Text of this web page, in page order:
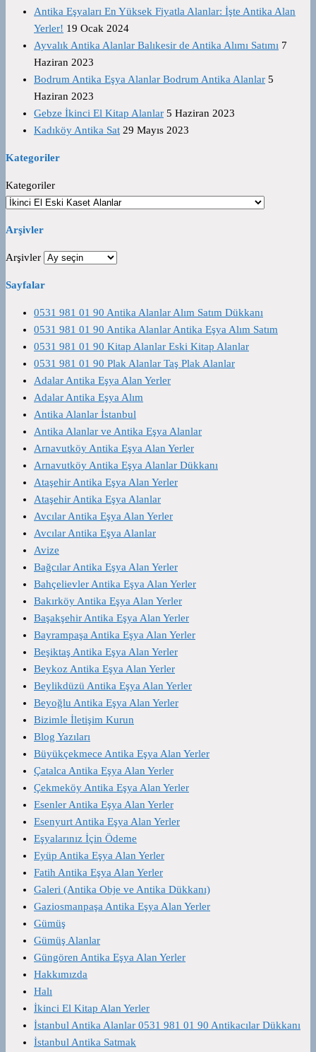
Antika Eşyaları En Yüksek Fiyatla Alanlar: İşte Antika Alan
Yerler! 19 Ocak 2024
Ayvalık Antika Alanlar Balıkesir de Antika Alımı Satımı 7
Haziran 2023
Bodrum Antika Eşya Alanlar Bodrum Antika Alanlar 5
Haziran 2023
Gebze İkinci El Kitap Alanlar 5 Haziran 2023
Kadıköy Antika Sat 29 Mayıs 2023
Kategoriler
Kategoriler
Arşivler
Arşivler
Sayfalar
0531 981 01 90 Antika Alanlar Alım Satım Dükkanı
0531 981 01 90 Antika Alanlar Antika Eşya Alım Satım
0531 981 01 90 Kitap Alanlar Eski Kitap Alanlar
0531 981 01 90 Plak Alanlar Taş Plak Alanlar
Adalar Antika Eşya Alan Yerler
Adalar Antika Eşya Alım
Antika Alanlar İstanbul
Antika Alanlar ve Antika Eşya Alanlar
Arnavutköy Antika Eşya Alan Yerler
Arnavutköy Antika Eşya Alanlar Dükkanı
Ataşehir Antika Eşya Alan Yerler
Ataşehir Antika Eşya Alanlar
Avcılar Antika Eşya Alan Yerler
Avcılar Antika Eşya Alanlar
Avize
Bağcılar Antika Eşya Alan Yerler
Bahçelievler Antika Eşya Alan Yerler
Bakırköy Antika Eşya Alan Yerler
Başakşehir Antika Eşya Alan Yerler
Bayrampaşa Antika Eşya Alan Yerler
Beşiktaş Antika Eşya Alan Yerler
Beykoz Antika Eşya Alan Yerler
Beylikdüzü Antika Eşya Alan Yerler
Beyoğlu Antika Eşya Alan Yerler
Bizimle İletişim Kurun
Blog Yazıları
Büyükçekmece Antika Eşya Alan Yerler
Çatalca Antika Eşya Alan Yerler
Çekmeköy Antika Eşya Alan Yerler
Esenler Antika Eşya Alan Yerler
Esenyurt Antika Eşya Alan Yerler
Eşyalarınız İçin Ödeme
Eyüp Antika Eşya Alan Yerler
Fatih Antika Eşya Alan Yerler
Galeri (Antika Obje ve Antika Dükkanı)
Gaziosmanpaşa Antika Eşya Alan Yerler
Gümüş
Gümüş Alanlar
Güngören Antika Eşya Alan Yerler
Hakkımızda
Halı
İkinci El Kitap Alan Yerler
İstanbul Antika Alanlar 0531 981 01 90 Antikacılar Dükkanı
İstanbul Antika Satmak